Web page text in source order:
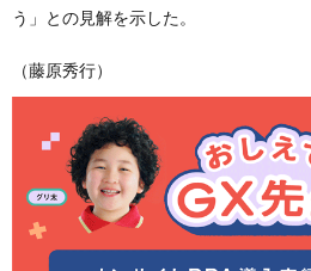
う」との見解を示した。
（藤原秀行）